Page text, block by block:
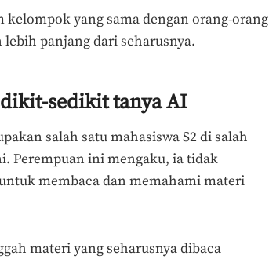
yang sama dengan orang-orang
panjang dari seharusnya.
sedikit tanya AI
salah satu mahasiswa S2 di salah
Perempuan ini mengaku, ia tidak
membaca dan memahami materi
materi yang seharusnya dibaca